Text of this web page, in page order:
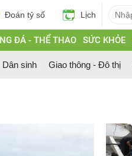
Đoán tỷ số Lịch
ĐÁ - THỂ THAO SỨC KHỎE
sinh Giao thông - Đô thị